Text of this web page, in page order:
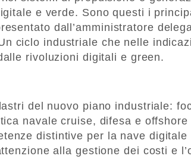
e verde. Sono questi i
dall’amministratore
ciclo industriale che nelle
rivoluzioni digitali e green.
del nuovo piano industriale:
navale cruise, difesa e
distintive per la nave
alla gestione dei costi e